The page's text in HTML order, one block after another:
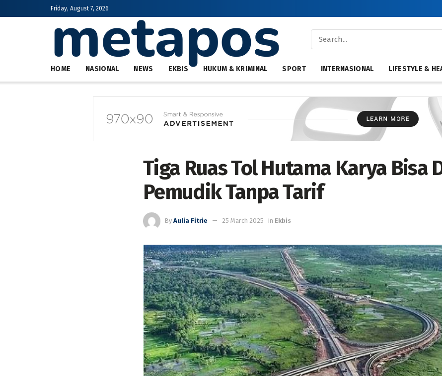
Friday, August 7, 2026
HOME NASIONAL NEWS EKBIS HUKUM & KRIMINAL SPORT INTERNASIONAL LIFESTYLE &
Tiga Ruas Tol Hutama Karya Bisa
Pemudik Tanpa Tarif
By Aulia Fitrie 25 March 2025 in Ekbis